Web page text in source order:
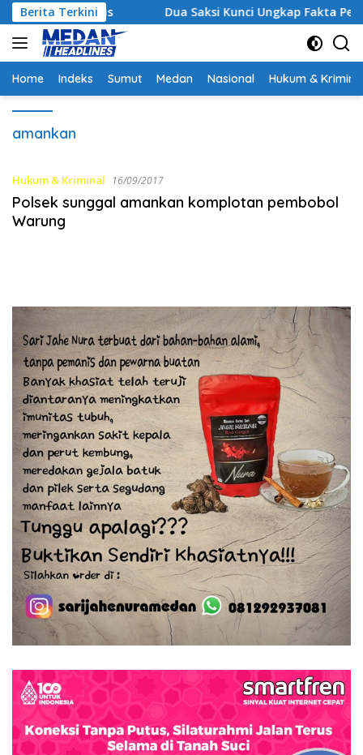
Langsung
ke
konten
Berita Terkini
Strategis Dua Saksi Kunci Ungkap Fakta Persidangan
Home Indeks Sumut Medan Nasional Hukum &
amankan
Hukum & Kriminal 16/09/2017
Polsek sunggal amankan komplotan pembobol
Warung